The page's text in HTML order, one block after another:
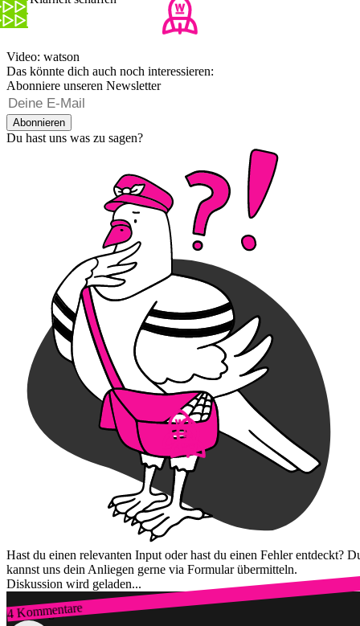
Video: watson
Das könnte dich auch noch interessieren:
Abonniere unseren Newsletter
Abonnieren
Du hast uns was zu sagen?
Hast du einen relevanten Input oder hast du einen Fehler entdeckt?
kannst uns dein Anliegen gerne via Formular übermitteln.
Diskussion wird geladen...
4 Kommentare
Zum Login